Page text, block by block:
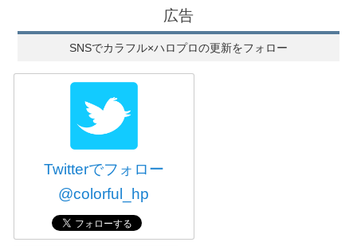
広告
SNSでカラフル×ハロプロの更新をフォロー
Twitterでフォロー
@colorful_hp